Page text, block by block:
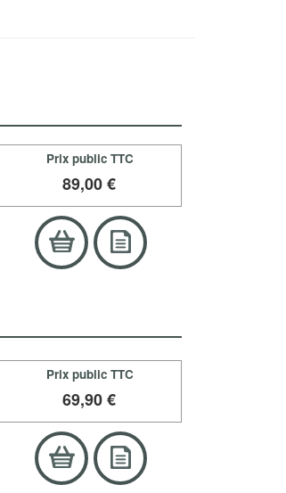
Prix public TTC
89,00 €
Prix public TTC
69,90 €